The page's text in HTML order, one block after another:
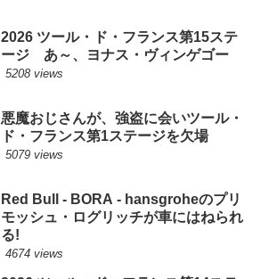
2026 ツール・ド・フランス第15ステ
ージ あ～、ヨナス・ヴィンゲゴー
5208 views
悪魔おじさんが、強盗に会いツール・
ド・フランス第1ステージを欠場
5079 views
Red Bull - BORA - hansgroheのプリ
モッシュ・ログリッチが車にはねられ
る!
4674 views